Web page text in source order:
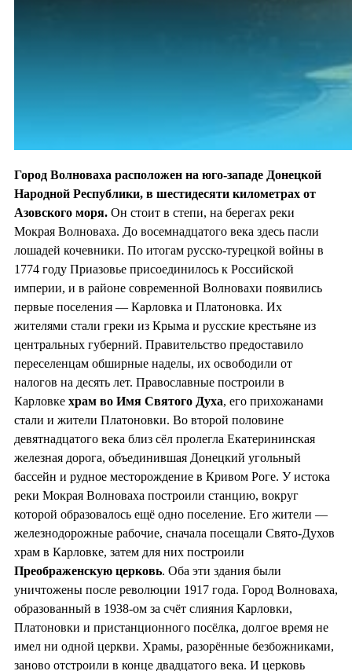
Город Волноваха расположен на юго-западе Донецкой
Народной Республики, в шестидесяти километрах от
Азовского моря. Он стоит в степи, на берегах реки
Мокрая Волноваха. До восемнадцатого века здесь пасли
лошадей кочевники. По итогам русско-турецкой войны в
1774 году Приазовье присоединилось к Российской
империи, и в районе современной Волновахи появились
первые поселения — Карловка и Платоновка. Их
жителями стали греки из Крыма и русские крестьяне из
центральных губерний. Правительство предоставило
переселенцам обширные наделы, их освободили от
налогов на десять лет. Православные построили в
Карловке храм во Имя Святого Духа, его прихожанами
стали и жители Платоновки. Во второй половине
девятнадцатого века близ сёл пролегла Екатерининская
железная дорога, объединившая Донецкий угольный
бассейн и рудное месторождение в Кривом Роге. У истока
реки Мокрая Волноваха построили станцию, вокруг
которой образовалось ещё одно поселение. Его жители —
железнодорожные рабочие, сначала посещали Свято-Духов
храм в Карловке, затем для них построили
Преображенскую церковь. Оба эти здания были
уничтожены после революции 1917 года. Город Волноваха,
образованный в 1938-ом за счёт слияния Карловки,
Платоновки и пристанционного посёлка, долгое время не
имел ни одной церкви. Храмы, разорённые безбожниками,
заново отстроили в конце двадцатого века. И церковь